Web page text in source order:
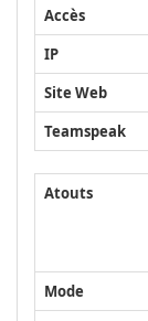
Accès
IP
Site Web
Teamspeak
Atouts
Mode